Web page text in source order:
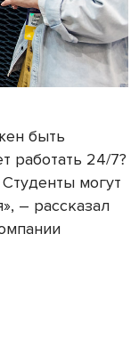
быть
работать 24/7?
могут
– рассказал